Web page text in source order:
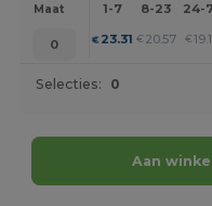
Maat 1-7 8-23 24-
0 €23.31 € 20.57 €
Selecties: 0
Aan